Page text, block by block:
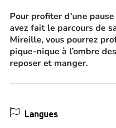
Pour profiter d’une
avez fait le parcours de
Mireille, vous pourrez
pique-nique à l’ombre
reposer et manger.
Langues